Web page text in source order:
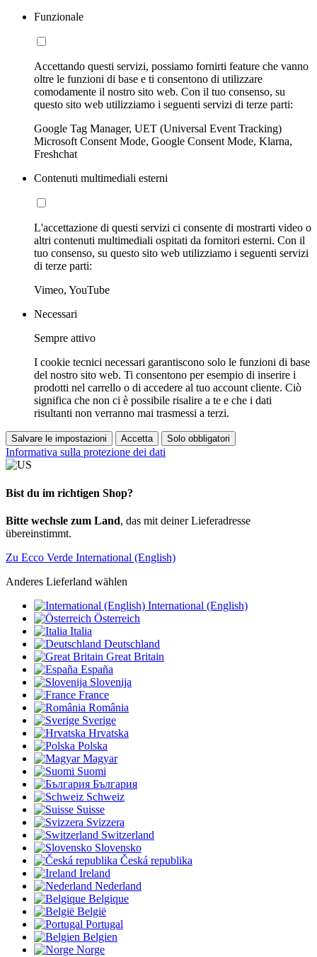
Funzionale
Accettando questi servizi, possiamo fornirti feature che vanno
oltre le funzioni di base e ti consentono di utilizzare
comodamente il nostro sito web. Con il tuo consenso, su
questo sito web utilizziamo i seguenti servizi di terze parti:
Google Tag Manager, UET (Universal Event Tracking)
Microsoft Consent Mode, Google Consent Mode, Klarna,
Freshchat
Contenuti multimediali esterni
L'accettazione di questi servizi ci consente di mostrarti video o
altri contenuti multimediali ospitati da fornitori esterni. Con il
tuo consenso, su questo sito web utilizziamo i seguenti servizi
di terze parti:
Vimeo, YouTube
Necessari
Sempre attivo
I cookie tecnici necessari garantiscono solo le funzioni di base
del nostro sito web. Ti consentono per esempio di inserire i
prodotti nel carrello o di accedere al tuo account cliente. Ciò
significa che non ci è possibile risalire a te e che i dati
risultanti non verranno mai trasmessi a terzi.
Salvare le impostazioni Accetta Solo obbligatori
Informativa sulla protezione dei dati
Bist du im richtigen Shop?
Bitte wechsle zum Land, das mit deiner Lieferadresse
übereinstimmt.
Zu Ecco Verde International (English)
Anderes Lieferland wählen
International (English)
Österreich
Italia
Deutschland
Great Britain
España
Slovenija
France
România
Sverige
Hrvatska
Polska
Magyar
Suomi
България
Schweiz
Suisse
Svizzera
Switzerland
Slovensko
Česká republika
Ireland
Nederland
Belgique
België
Portugal
Belgien
Norge